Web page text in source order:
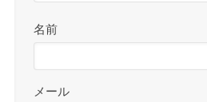
名前
メール